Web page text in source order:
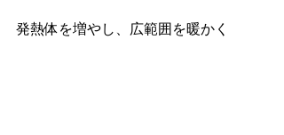
発熱体を増やし、広範囲を暖かく